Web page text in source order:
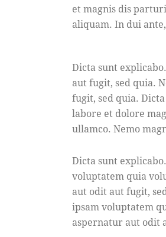
et magnis dis
aliquam. In dui
Dicta sunt
aut fugit, sed quia.
fugit, sed quia.
labore et dolore
ullamco. Nemo
Dicta sunt
voluptatem quia
aut odit aut fugit,
ipsam voluptatem
aspernatur aut odit